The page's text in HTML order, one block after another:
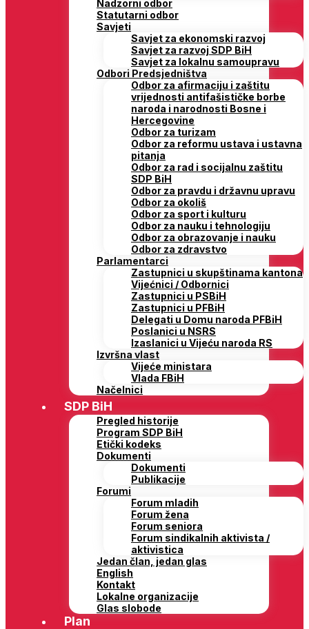
Nadzorni odbor
Statutarni odbor
Savjeti
Savjet za ekonomski razvoj
Savjet za razvoj SDP BiH
Savjet za lokalnu samoupravu
Odbori Predsjedništva
Odbor za afirmaciju i zaštitu
vrijednosti antifašističke borbe
naroda i narodnosti Bosne i
Hercegovine
Odbor za turizam
Odbor za reformu ustava i ustavna
pitanja
Odbor za rad i socijalnu zaštitu
SDP BiH
Odbor za pravdu i državnu upravu
Odbor za okoliš
Odbor za sport i kulturu
Odbor za nauku i tehnologiju
Odbor za obrazovanje i nauku
Odbor za zdravstvo
Parlamentarci
Zastupnici u skupštinama kantona
Vijećnici / Odbornici
Zastupnici u PSBiH
Zastupnici u PFBiH
Delegati u Domu naroda PFBiH
Poslanici u NSRS
Izaslanici u Vijeću naroda RS
Izvršna vlast
Vijeće ministara
Vlada FBiH
Načelnici
SDP BiH
Pregled historije
Program SDP BiH
Etički kodeks
Dokumenti
Dokumenti
Publikacije
Forumi
Forum mladih
Forum žena
Forum seniora
Forum sindikalnih aktivista /
aktivistica
Jedan član, jedan glas
English
Kontakt
Lokalne organizacije
Glas slobode
Plan